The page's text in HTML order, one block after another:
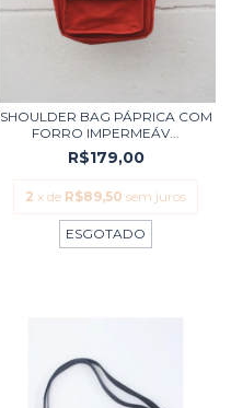
SHOULDER BAG PÁPRICA COM
FORRO IMPERMEÁV...
R$179,00
2 x de R$89,50 sem juros
ESGOTADO